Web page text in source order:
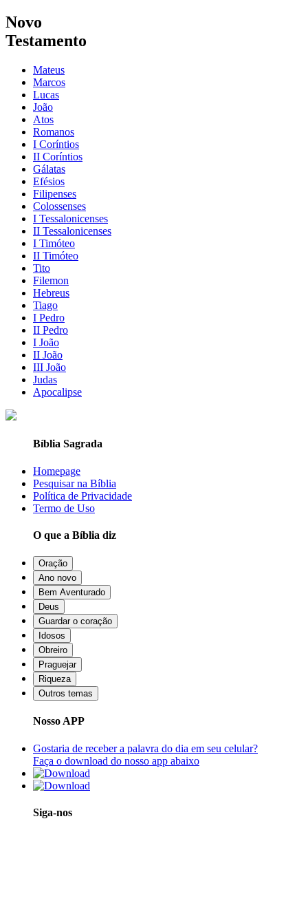
Novo
Testamento
Mateus
Marcos
Lucas
João
Atos
Romanos
I Coríntios
II Coríntios
Gálatas
Efésios
Filipenses
Colossenses
I Tessalonicenses
II Tessalonicenses
I Timóteo
II Timóteo
Tito
Filemon
Hebreus
Tiago
I Pedro
II Pedro
I João
II João
III João
Judas
Apocalipse
Bíblia Sagrada
Homepage
Pesquisar na Bíblia
Política de Privacidade
Termo de Uso
O que a Bíblia diz
Oração
Ano novo
Bem Aventurado
Deus
Guardar o coração
Idosos
Obreiro
Praguejar
Riqueza
Outros temas
Nosso APP
Gostaria de receber a palavra do dia em seu celular?
Faça o download do nosso app abaixo
Siga-nos